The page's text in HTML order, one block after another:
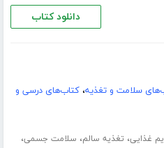
دانلود کتاب
سلامت و تغذیه،کتاب‌های درسی و
غذایی، تغذیه سالم، سلامت جسمی،